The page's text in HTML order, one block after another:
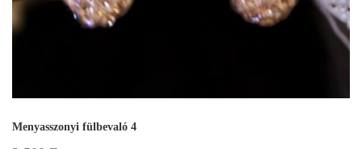
Menyasszonyi fülbevaló 4